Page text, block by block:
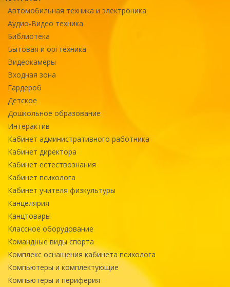
Автомобильная техника и электроника
Аудио-Видео техника
Библиотека
Бытовая и оргтехника
Видеокамеры
Входная зона
Гардероб
Детское
Дошкольное образование
Интерактив
Кабинет административного работника
Кабинет директора
Кабинет естествознания
Кабинет психолога
Кабинет учителя физкультуры
Канцелярия
Канцтовары
Классное оборудование
Командные виды спорта
Комплекс оснащения кабинета психолога
Компьютеры и комплектующие
Компьютеры и периферия